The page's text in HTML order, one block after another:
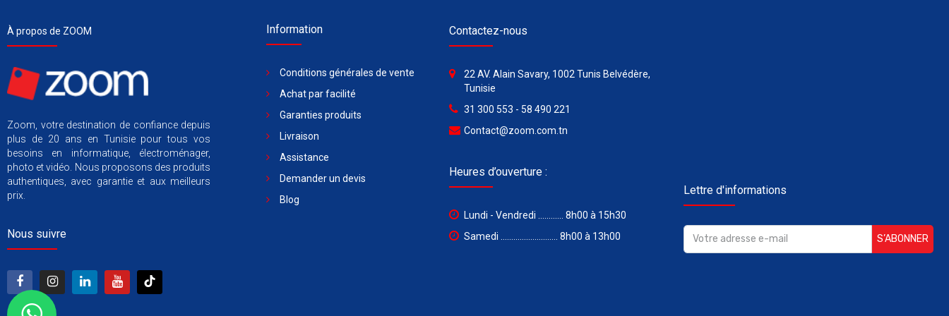
À propos de ZOOM
Zoom, votre destination de confiance depuis
plus de 20 ans en Tunisie pour tous vos
besoins en informatique, électroménager,
photo et vidéo. Nous proposons des produits
authentiques, avec garantie et aux meilleurs
prix.
Nous suivre
Information
Conditions générales de vente
Achat par facilité
Garanties produits
Livraison
Assistance
Demander un devis
Blog
Contactez-nous
22 AV. Alain Savary, 1002 Tunis Belvédère,
Tunisie
31 300 553 - 58 490 221
Contact@zoom.com.tn
Heures d’ouverture :
Lundi - Vendredi ............ 8h00 à 15h30
Samedi ........................... 8h00 à 13h00
Lettre d'informations
S’ABONNER